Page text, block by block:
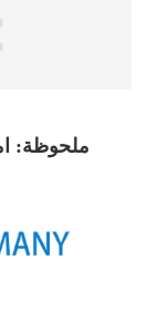
ملحوظة: